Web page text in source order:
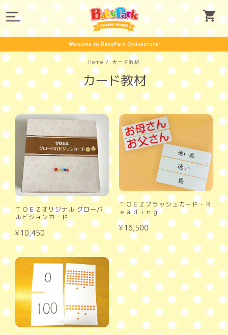
Welcome to BabyPark Onlinestore!
Home カード教材
カード教材
ＴＯＥＺオリジナル グローバ
ルビジョンカード
¥10,450
ＴＯＥＺフラッシュカード・Ｒ
ｅａｄｉｎｇ
¥16,500